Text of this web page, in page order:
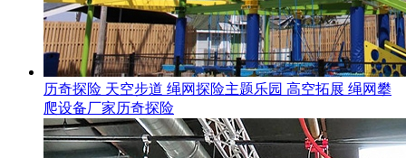
历奇探险 天空步道 绳网探险主题乐园 高空拓展 绳网攀
爬设备厂家历奇探险